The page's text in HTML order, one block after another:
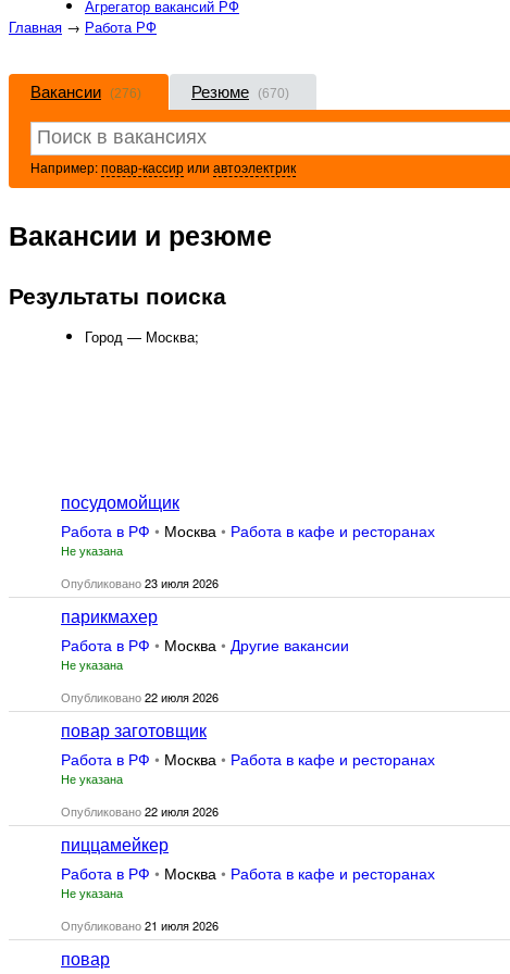
Агрегатор вакансий РФ
Главная → Работа РФ
Вакансии (276) Резюме (670)
Например:повар-кассирили автоэлектрик
Вакансии и резюме
Результаты поиска
Город — Москва;
посудомойщик
Работа в РФ • Москва • Работа в кафе и ресторанах
Не указана
Опубликовано23 июля 2026
парикмахер
Работа в РФ • Москва • Другие вакансии
Не указана
Опубликовано22 июля 2026
повар заготовщик
Работа в РФ • Москва • Работа в кафе и ресторанах
Не указана
Опубликовано22 июля 2026
пиццамейкер
Работа в РФ • Москва • Работа в кафе и ресторанах
Не указана
Опубликовано21 июля 2026
повар